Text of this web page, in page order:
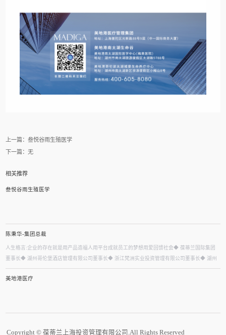
上一篇：叁悦谷雨生殖医学
下一篇：无
相关推荐
叁悦谷雨生殖医学
陈秉华-集团总裁
人生格言:企业的存在就是用产品造福人用平台成就员工的梦想用爱回馈社会◆ 葆蒂兰国际集团
董事长◆ 湖州哥伦堡酒店管理有限公司董事长◆ 浙江梵洲实业投资管理有限公司董事长◆ 湖州
市人才交流与产业合作促进会副会长◆ 中国医促健康服务产业委员会副主任委员◆ 中国校业联
盟学会副主席◆ 幸福丝带公益基金创始人◆ 中国抗衰老促进会常...
美地港医疗
Copyright © 葆蒂兰上海投资管理有限公司.All Rights Reserved